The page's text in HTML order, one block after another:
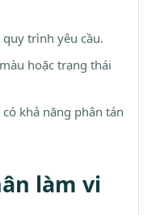
trình yêu cầu.
hoặc trạng thái
khả năng phân tán
làm vi